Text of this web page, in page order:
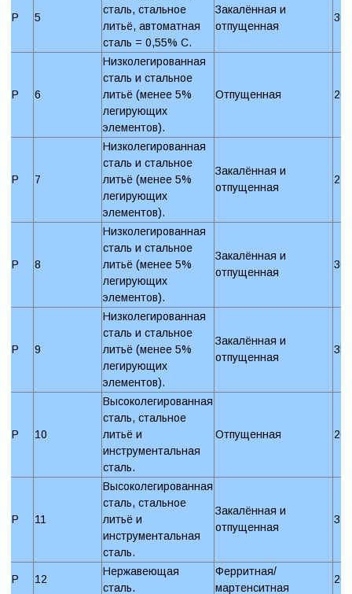
P 5
сталь, стальное
литьё, автоматная
сталь = 0,55% C.
Закалённая и
отпущенная
P 6
Низколегированная
сталь и стальное
литьё (менее 5%
легирующих
элементов).
Отпущенная
P 7
Низколегированная
сталь и стальное
литьё (менее 5%
легирующих
элементов).
Закалённая и
отпущенная
P 8
Низколегированная
сталь и стальное
литьё (менее 5%
легирующих
элементов).
Закалённая и
отпущенная
P 9
Низколегированная
сталь и стальное
литьё (менее 5%
легирующих
элементов).
Закалённая и
отпущенная
P 10
Высоколегированная
сталь, стальное
литьё и
инструментальная
сталь.
Отпущенная
P 11
Высоколегированная
сталь, стальное
литьё и
инструментальная
сталь.
Закалённая и
отпущенная
P 12
Нержавеющая
сталь.
Ферритная/
мартенситная